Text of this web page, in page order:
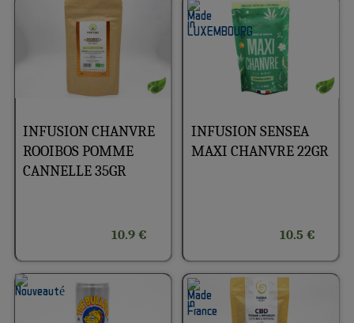
INFUSION CHANVRE
ROOIBOS POMME
CANNELLE 35GR
10.9 €
INFUSION SENSEA
MAXI CHANVRE 22GR
10.5 €